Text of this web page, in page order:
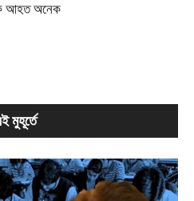
আহত অনেক
মুহূর্তে